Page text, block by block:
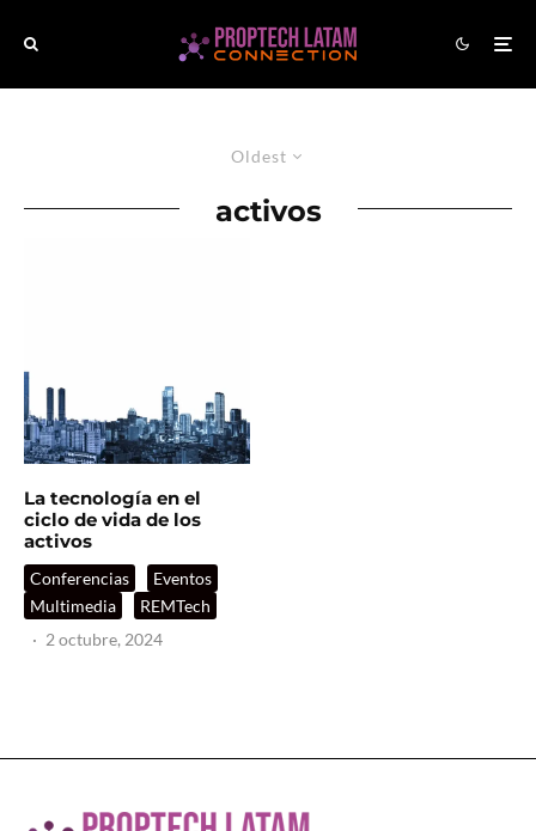
Oldest
activos
La tecnología en el
ciclo de vida de los
activos
Conferencias
Eventos
Multimedia
REMTech
· 2 octubre, 2024